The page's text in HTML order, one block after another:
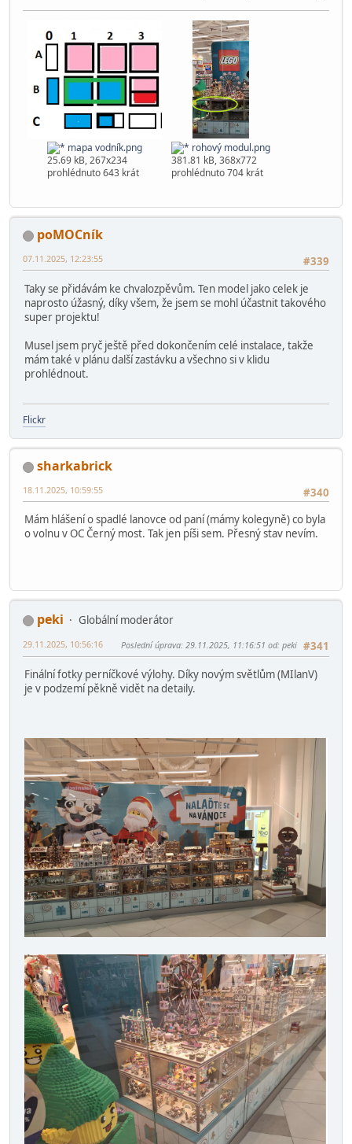
mapa vodník.png
25.69 kB, 267x234
prohlédnuto 643 krát
rohový modul.png
381.81 kB, 368x772
prohlédnuto 704 krát
poMOCník
#339
07.11.2025, 12:23:55
Taky se přidávám ke chvalozpěvům. Ten model jako celek je
naprosto úžasný, díky všem, že jsem se mohl účastnit takového
super projektu!
Musel jsem pryč ještě před dokončením celé instalace, takže
mám také v plánu další zastávku a všechno si v klidu
prohlédnout.
Flickr
sharkabrick
#340
18.11.2025, 10:59:55
Mám hlášení o spadlé lanovce od paní (mámy kolegyně) co byla
o volnu v OC Černý most. Tak jen píši sem. Přesný stav nevím.
peki
Globální moderátor
#341
29.11.2025, 10:56:16 Poslední úprava: 29.11.2025, 11:16:51 od: peki
Finální fotky perníčkové výlohy. Díky novým světlům (MIlanV)
je v podzemí pěkně vidět na detaily.